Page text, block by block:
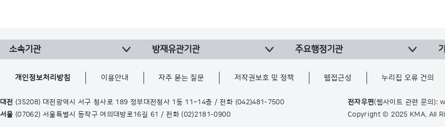
소속기관 방재유관기관 주요행정기관
개인정보처리방침 이용안내 자주 묻는 질문 저작권보호 및 정책 웹접근성 누리집 오류 건의
대전 (35208) 대전광역시 서구 청사로 189 정부대전청사 1동 11~14층 / 전화 (042)481-7500
서울 (07062) 서울특별시 동작구 여의대방로16길 61 / 전화 (02)2181-0900
전자우편(웹사이트 관련 문의
Copyright © 2025 KMA. All